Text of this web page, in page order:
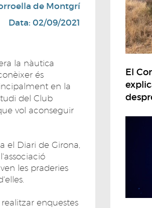
de Montgrí
Data: 02/09/2021
la nàutica
és
en la
del Club
vol aconseguir
el Diari de Girona,
les praderies
enquestes
El